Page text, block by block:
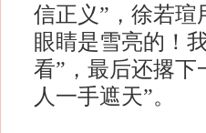
信正义”，徐若瑄
眼睛是雪亮的！
看”，最后还撂下
人一手遮天”。